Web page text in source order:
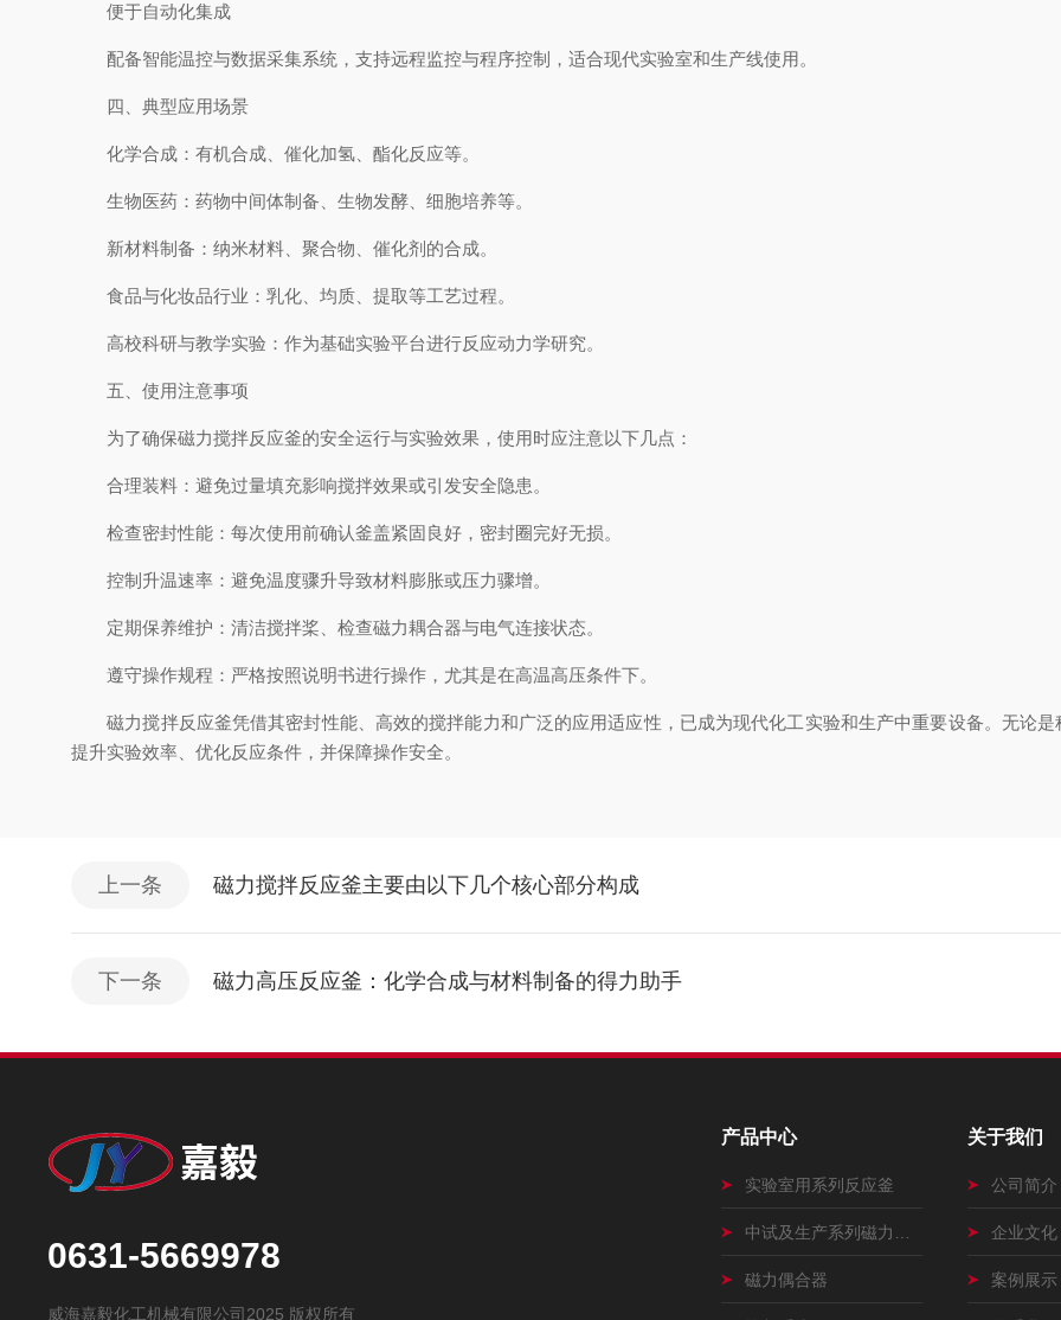
便于自动化集成
配备智能温控与数据采集系统，支持远程监控与程序控制，适合现代实验室和生产线使用。
四、典型应用场景
化学合成：有机合成、催化加氢、酯化反应等。
生物医药：药物中间体制备、生物发酵、细胞培养等。
新材料制备：纳米材料、聚合物、催化剂的合成。
食品与化妆品行业：乳化、均质、提取等工艺过程。
高校科研与教学实验：作为基础实验平台进行反应动力学研究。
五、使用注意事项
为了确保磁力搅拌反应釜的安全运行与实验效果，使用时应注意以下几点：
合理装料：避免过量填充影响搅拌效果或引发安全隐患。
检查密封性能：每次使用前确认釜盖紧固良好，密封圈完好无损。
控制升温速率：避免温度骤升导致材料膨胀或压力骤增。
定期保养维护：清洁搅拌桨、检查磁力耦合器与电气连接状态。
遵守操作规程：严格按照说明书进行操作，尤其是在高温高压条件下。
磁力搅拌反应釜凭借其密封性能、高效的搅拌能力和广泛的应用适应性，已成为现代化工实验和生产中重要设备。无论
提升实验效率、优化反应条件，并保障操作安全。
上一条 磁力搅拌反应釜主要由以下几个核心部分构成
下一条 磁力高压反应釜：化学合成与材料制备的得力助手
0631-5669978
威海嘉毅化工机械有限公司2025 版权所有
产品中心
实验室用系列反应釜
中试及生产系列磁力搅拌釜
磁力偶合器
关于我们
公司简介
企业文化
案例展示